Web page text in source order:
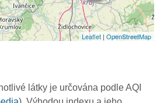
Leaflet | OpenStreetMap
látky je určována podle AQI